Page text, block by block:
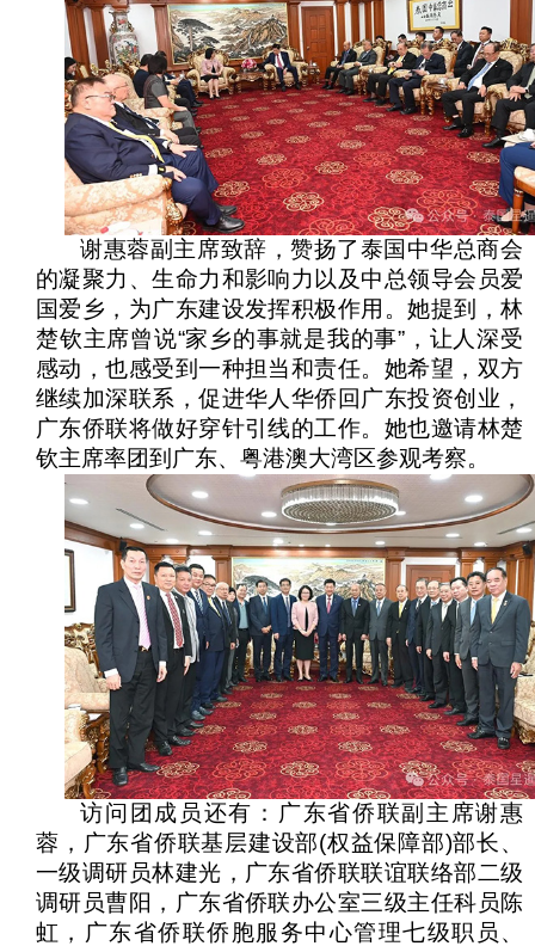
谢惠蓉副主席致辞，赞扬了泰国中华总商会
的凝聚力、生命力和影响力以及中总领导会员爱
国爱乡，为广东建设发挥积极作用。她提到，林
楚钦主席曾说“家乡的事就是我的事”，让人深受
感动，也感受到一种担当和责任。她希望，双方
继续加深联系，促进华人华侨回广东投资创业，
广东侨联将做好穿针引线的工作。她也邀请林楚
钦主席率团到广东、粤港澳大湾区参观考察。
访问团成员还有：广东省侨联副主席谢惠
蓉，广东省侨联基层建设部(权益保障部)部长、
一级调研员林建光，广东省侨联联谊联络部二级
调研员曹阳，广东省侨联办公室三级主任科员陈
虹，广东省侨联侨胞服务中心管理七级职员、